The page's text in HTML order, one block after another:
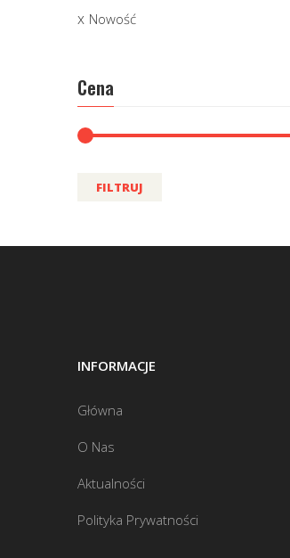
Nowość
Cena
FILTRUJ
INFORMACJE
Główna
O Nas
Aktualności
Polityka Prywatności